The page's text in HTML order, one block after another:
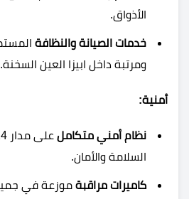
الأذواق.
خدمات الصيانة والنظافة
ومرتبة داخل ابيزا العين السخنة.
أمنية:
نظام أمني متكامل
السلامة والأمان.
كاميرات مراقبة موزعة في جميع